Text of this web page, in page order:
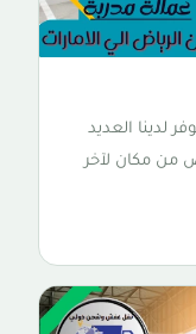
لدينا العديد
من مكان لآخر